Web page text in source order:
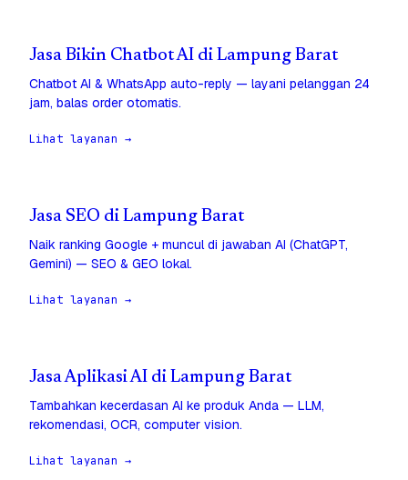
Jasa Bikin Chatbot AI di Lampung Barat
Chatbot AI & WhatsApp auto-reply — layani pelanggan 24
jam, balas order otomatis.
Lihat layanan →
Jasa SEO di Lampung Barat
Naik ranking Google + muncul di jawaban AI (ChatGPT,
Gemini) — SEO & GEO lokal.
Lihat layanan →
Jasa Aplikasi AI di Lampung Barat
Tambahkan kecerdasan AI ke produk Anda — LLM,
rekomendasi, OCR, computer vision.
Lihat layanan →